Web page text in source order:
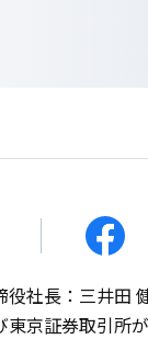
役社長：三井田
京証券取引所